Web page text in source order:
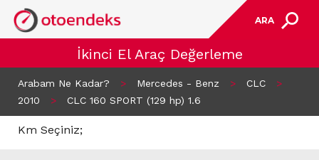
ARA
İkinci El Araç Değerleme
Arabam Ne Kadar? > Mercedes - Benz > CLC
>
2010
> CLC 160 SPORT (129 hp) 1.6
Km Seçiniz;